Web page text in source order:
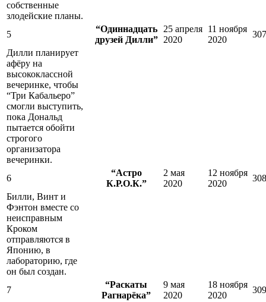
собственные
злодейские планы.
5
“Одиннадцать
друзей Дилли”
25 апреля
2020
11 ноября
2020
307
Дилли планирует
афёру на
высококлассной
вечеринке, чтобы
“Три Кабальеро”
смогли выступить,
пока Дональд
пытается обойти
строгого
организатора
вечеринки.
6
“Астро
К.Р.О.К.”
2 мая
2020
12 ноября
2020
308
Билли, Винт и
Фэнтон вместе со
неисправным
Кроком
отправляются в
Японию, в
лабораторию, где
он был создан.
7
“Раскаты
Рагнарёка”
9 мая
2020
18 ноября
2020
309